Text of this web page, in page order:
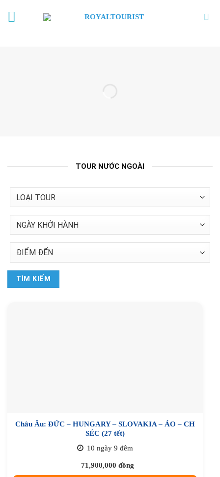
TOUR NƯỚC NGOÀI
TÌM KIẾM
Châu Âu: ĐỨC – HUNGARY – SLOVAKIA – ÁO – CH
SÉC (27 tết)
10 ngày 9 đêm
71,900,000 đồng